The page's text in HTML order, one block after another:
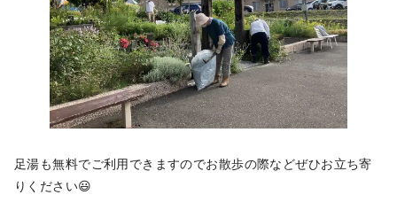
足湯も無料でご利用できますのでお散歩の際などぜひお立ち寄
りください😃